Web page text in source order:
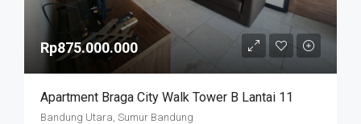
Rp875.000.000
Apartment Braga City Walk Tower B Lantai 11
Bandung Utara, Sumur Bandung